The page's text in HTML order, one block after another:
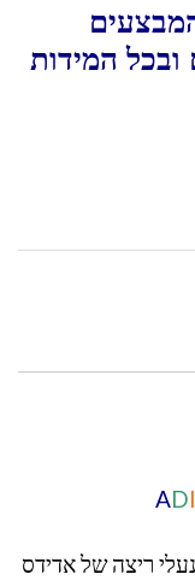
ובכל המידות
AD
ריצה של אדידס